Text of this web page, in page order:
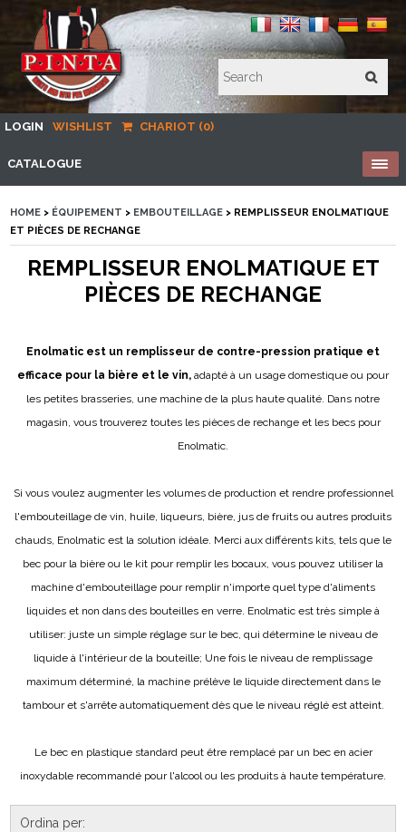
LOGIN WISHLIST CHARIOT (0)
CATALOGUE
HOME > ÉQUIPEMENT > EMBOUTEILLAGE > REMPLISSEUR ENOLMATIQUE
ET PIÈCES DE RECHANGE
REMPLISSEUR ENOLMATIQUE ET
PIÈCES DE RECHANGE
Enolmatic est un remplisseur de contre-pression pratique et
efficace pour la bière et le vin, adapté à un usage domestique ou pour
les petites brasseries, une machine de la plus haute qualité. Dans notre
magasin, vous trouverez toutes les pièces de rechange et les becs pour
Enolmatic.
Si vous voulez augmenter les volumes de production et rendre professionnel
l'embouteillage de vin, huile, liqueurs, bière, jus de fruits ou autres produits
chauds, Enolmatic est la solution idéale. Merci aux différents kits, tels que le
bec pour la bière ou le kit pour remplir les bocaux, vous pouvez utiliser la
machine d'embouteillage pour remplir n'importe quel type d'aliments
liquides et non dans des bouteilles en verre. Enolmatic est très simple à
utiliser: juste un simple réglage sur le bec, qui détermine le niveau de
liquide à l'intérieur de la bouteille; Une fois le niveau de remplissage
maximum déterminé, la machine prélève le liquide directement dans le
tambour et s'arrête automatiquement dès que le niveau réglé est atteint.
Le bec en plastique standard peut être remplacé par un bec en acier
inoxydable recommandé pour l'alcool ou les produits à haute température.